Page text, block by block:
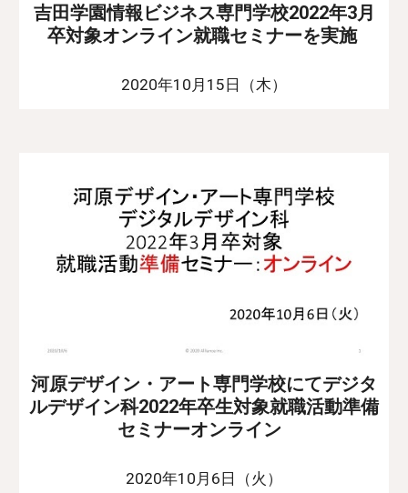
吉田学園情報ビジネス専門学校2022年3月
卒対象オンライン就職セミナーを実施
2020年10月15日（木）
河原デザイン・アート専門学校にてデジタ
ルデザイン科2022年卒生対象就職活動準備
セミナーオンライン
2020年10月6日（火）